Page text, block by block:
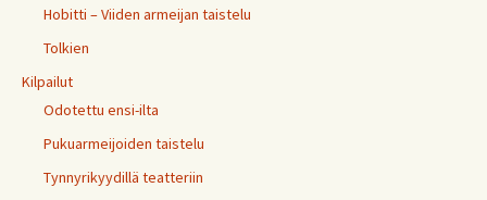
Hobitti – Viiden armeijan taistelu
Tolkien
Kilpailut
Odotettu ensi-ilta
Pukuarmeijoiden taistelu
Tynnyrikyydillä teatteriin